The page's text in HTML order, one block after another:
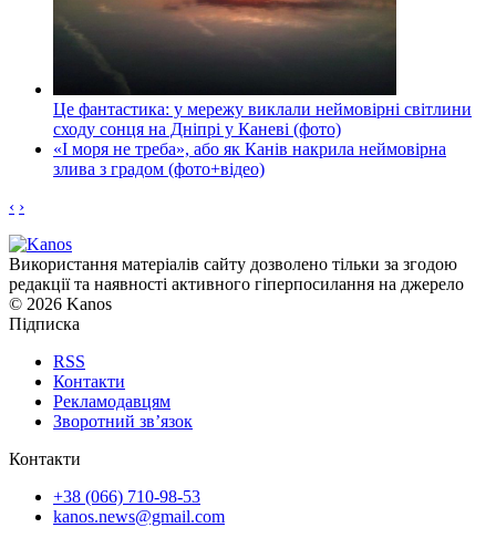
Це фантастика: у мережу виклали неймовірні світлини
сходу сонця на Дніпрі у Каневі (фото)
«І моря не треба», або як Канів накрила неймовірна
злива з градом (фото+відео)
‹ ›
Використання матеріалів сайту дозволено тільки за згодою
редакції та наявності активного гіперпосилання на джерело
© 2026 Kanos
Підписка
RSS
Контакти
Рекламодавцям
Зворотний зв’язок
Контакти
+38 (066) 710-98-53
kanos.news@gmail.com